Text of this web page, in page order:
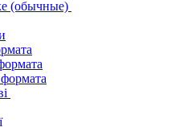
(обычные)